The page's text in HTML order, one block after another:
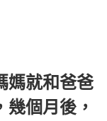
個月後，